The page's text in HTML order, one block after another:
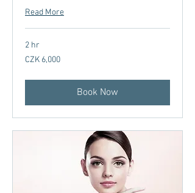
Read More
2 hr
6,000
Czech
CZK 6,000
Book Now